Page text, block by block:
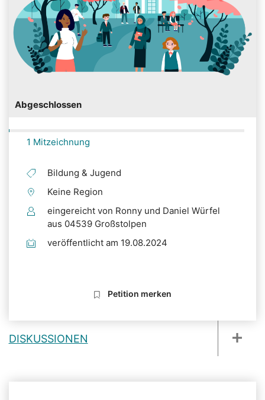
Abgeschlossen
1 Mitzeichnung
Bildung & Jugend
Keine Region
eingereicht von Ronny und Daniel Würfel
aus 04539 Großstolpen
veröffentlicht am 19.08.2024
Petition merken
DISKUSSIONEN